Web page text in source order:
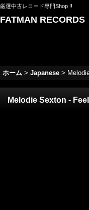
厳選中古レコード専門Shop !!
FATMAN RECORDS
ホーム > Japanese >
Melodie Sexton -